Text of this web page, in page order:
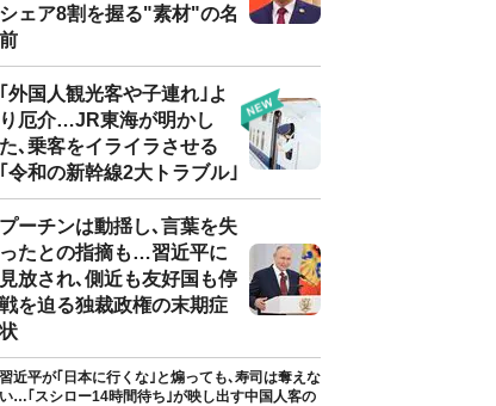
シェア8割を握る"素材"の名
前
｢外国人観光客や子連れ｣よ
り厄介…JR東海が明かし
た､乗客をイライラさせる
｢令和の新幹線2大トラブル｣
プーチンは動揺し､言葉を失
ったとの指摘も…習近平に
見放され､側近も友好国も停
戦を迫る独裁政権の末期症
状
習近平が｢日本に行くな｣と煽っても､寿司は奪えな
い…｢スシロー14時間待ち｣が映し出す中国人客の